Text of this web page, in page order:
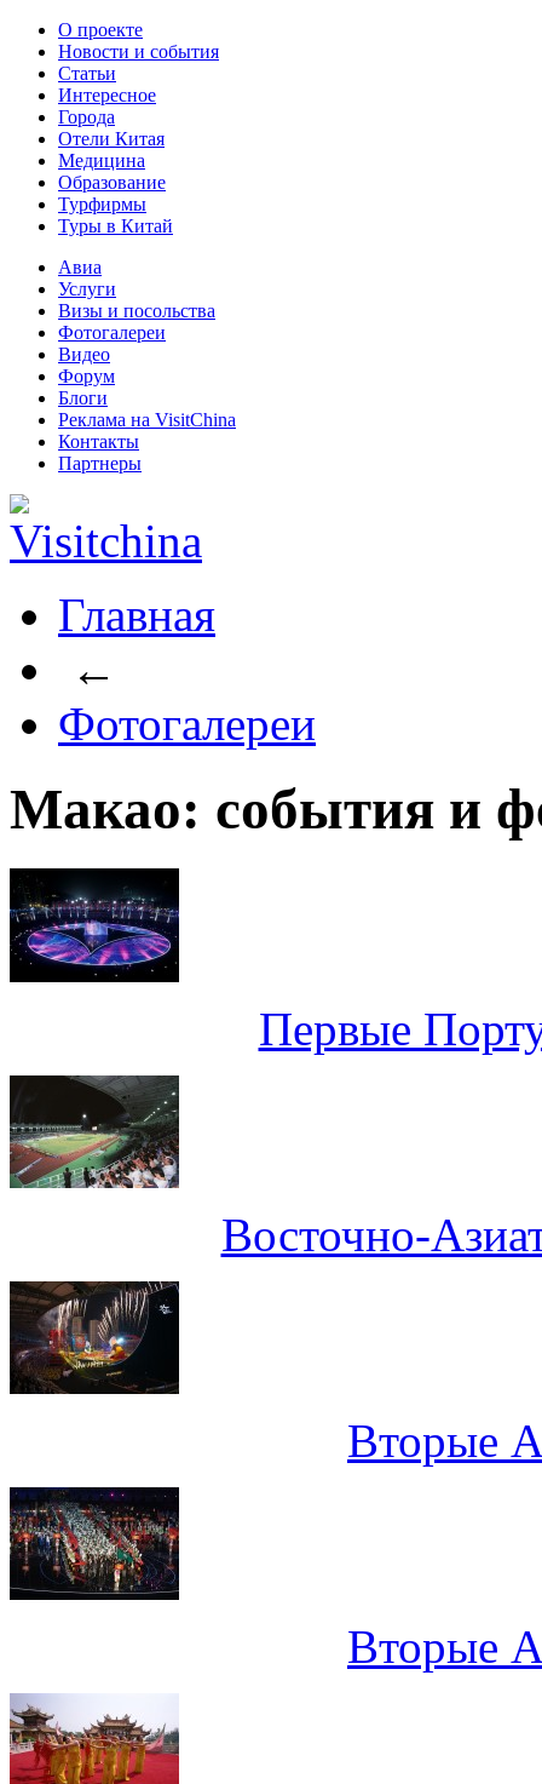
О проекте
Новости и события
Статьи
Интересное
Города
Отели Китая
Медицина
Образование
Турфирмы
Туры в Китай
Авиа
Услуги
Визы и посольства
Фотогалереи
Видео
Форум
Блоги
Реклама на VisitChina
Контакты
Партнеры
Главная
←
Фотогалереи
Макао: события и
Первые
Восточно-
Вторые
Вторые